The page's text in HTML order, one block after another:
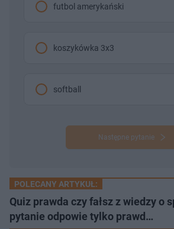
futbol amerykański
koszykówka 3x3
softball
Następne pytanie
POLECANY ARTYKUŁ:
Quiz prawda czy fałsz z wiedzy o
pytanie odpowie tylko prawd…